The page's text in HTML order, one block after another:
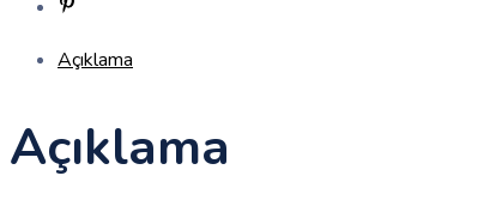
Açıklama
Açıklama